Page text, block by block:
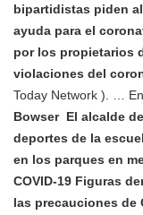
bipartidistas piden
ayuda para el
por los propietarios
violaciones del
Today Network ). … En
Bowser El alcalde
deportes de la
en los parques en
COVID-19 Figuras
las precauciones de